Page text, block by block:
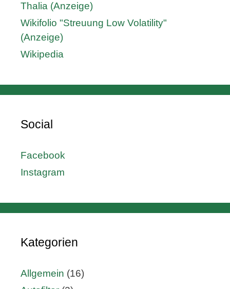
Thalia (Anzeige)
Wikifolio "Streuung Low Volatility"
(Anzeige)
Wikipedia
Social
Facebook
Instagram
Kategorien
Allgemein (16)